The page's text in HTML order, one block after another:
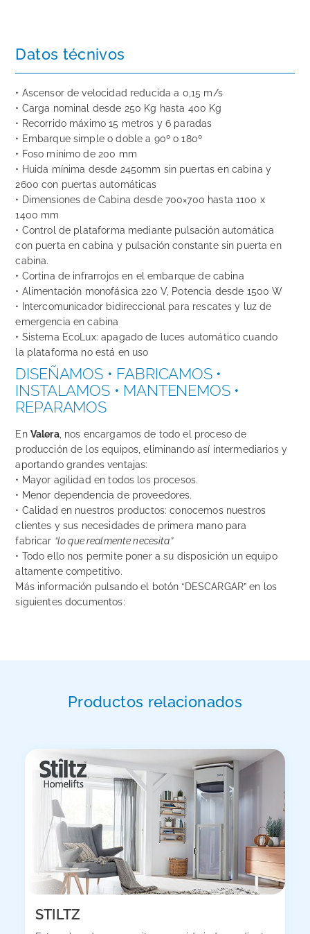
Datos técnivos
• Ascensor de velocidad reducida a 0,15 m/s
• Carga nominal desde 250 Kg hasta 400 Kg
• Recorrido máximo 15 metros y 6 paradas
• Embarque simple o doble a 90º o 180º
• Foso mínimo de 200 mm
• Huida mínima desde 2450mm sin puertas en cabina y
2600 con puertas automáticas
• Dimensiones de Cabina desde 700×700 hasta 1100 x
1400 mm
• Control de plataforma mediante pulsación automática
con puerta en cabina y pulsación constante sin puerta en
cabina.
• Cortina de infrarrojos en el embarque de cabina
• Alimentación monofásica 220 V, Potencia desde 1500 W
• Intercomunicador bidireccional para rescates y luz de
emergencia en cabina
• Sistema EcoLux: apagado de luces automático cuando
la plataforma no está en uso
DISEÑAMOS • FABRICAMOS •
INSTALAMOS • MANTENEMOS •
REPARAMOS
En Valera, nos encargamos de todo el proceso de
producción de los equipos, eliminando así intermediarios y
aportando grandes ventajas:
• Mayor agilidad en todos los procesos.
• Menor dependencia de proveedores.
• Calidad en nuestros productos: conocemos nuestros
clientes y sus necesidades de primera mano para
fabricar “lo que realmente necesita”
• Todo ello nos permite poner a su disposición un equipo
altamente competitivo.
Más información pulsando el botón “DESCARGAR” en los
siguientes documentos:
Productos relacionados
STILTZ